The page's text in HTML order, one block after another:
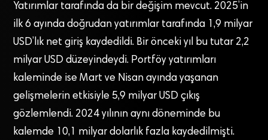
Yatırımlar tarafında da bir değişim mevcut. 2025’in
ilk 6 ayında doğrudan yatırımlar tarafında 1,9 milyar
USD’lık net giriş kaydedildi. Bir önceki yıl bu tutar 2,2
milyar USD düzeyindeydi. Portföy yatırımları
kaleminde ise Mart ve Nisan ayında yaşanan
gelişmelerin etkisiyle 5,9 milyar USD çıkış
gözlemlendi. 2024 yılının aynı döneminde bu
kalemde 10,1 milyar dolarlık fazla kaydedilmişti.